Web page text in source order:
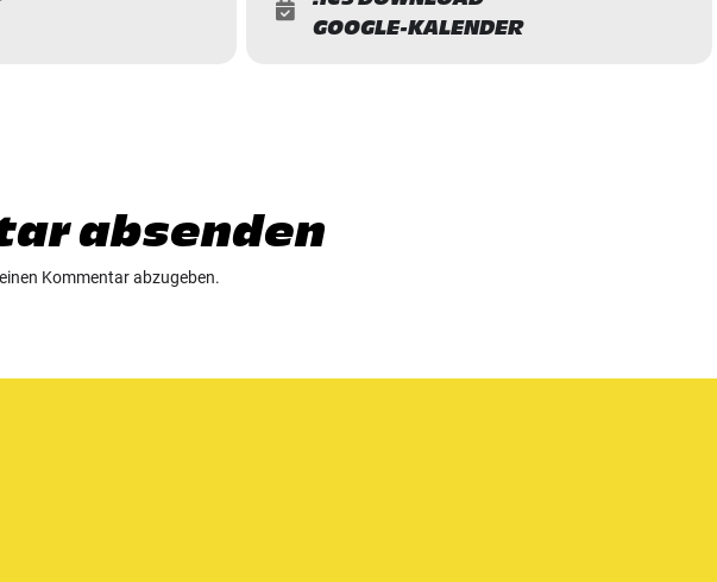
GOOGLE-KALENDER
absenden
Kommentar abzugeben.